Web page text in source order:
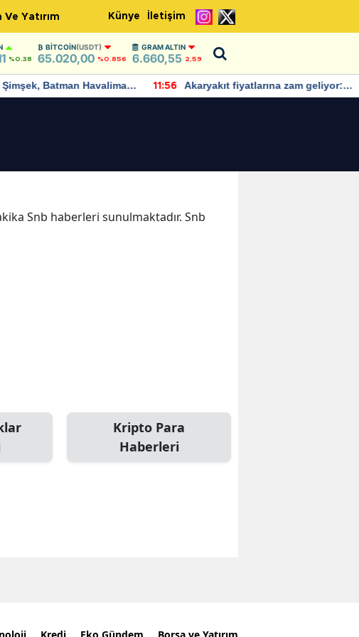
Ve Yatırım Künye İletişim
%0.38
BITCOIN(USDT)
65.020,00 %0.856
GRAM ALTIN
6.660,55 2,59
Batman Havalimanı
verici açıklamalarda
11:56
Akaryakıt fiyatlarına zam geliyor:
Yeni tarih açıklandı
Snb haberleri sunulmaktadır. Snb
Kripto Para
Haberleri